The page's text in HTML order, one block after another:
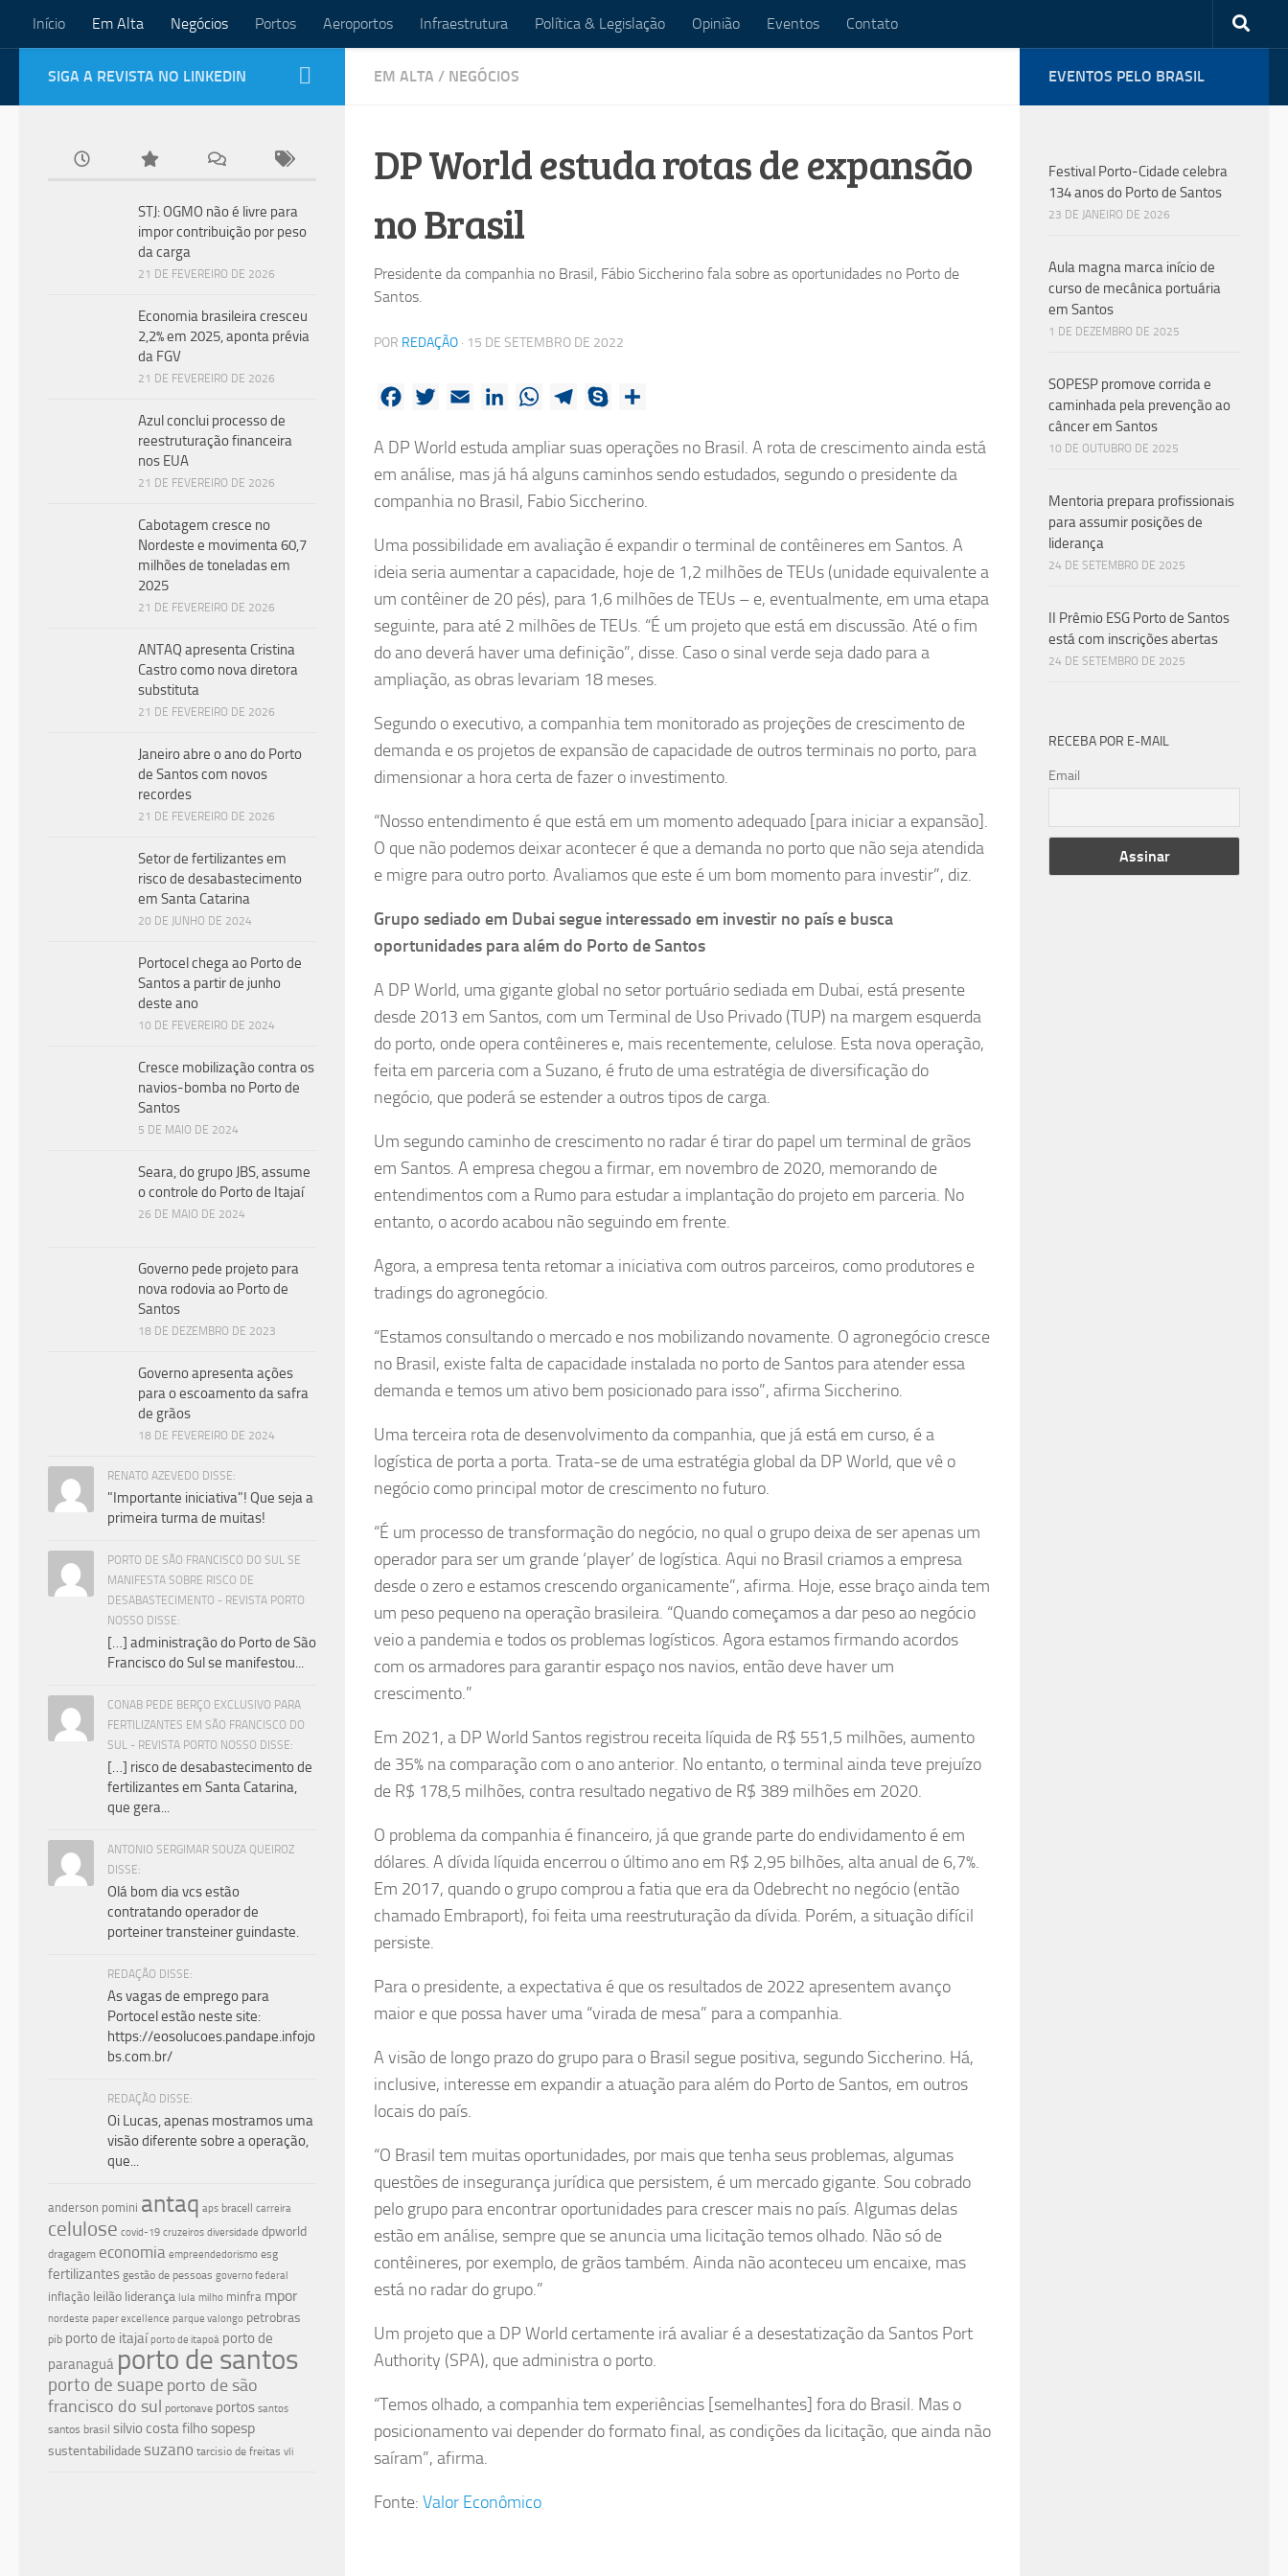
Skip to content
Início Em Alta Negócios Portos Aeroportos Infraestrutura Política & Legislação Opinião Eventos Contato
EM ALTA / NEGÓCIOS
DP World estuda rotas de expansão
no Brasil
Presidente da companhia no Brasil, Fábio Siccherino fala sobre as oportunidades no Porto de
Santos.
POR REDAÇÃO · 15 DE SETEMBRO DE 2022
Facebook
Twitter Email LinkedInWhatsAppTelegram
Skype
A DP World estuda ampliar suas operações no Brasil. A rota de crescimento ainda está
em análise, mas já há alguns caminhos sendo estudados, segundo o presidente da
companhia no Brasil, Fabio Siccherino.
Uma possibilidade em avaliação é expandir o terminal de contêineres em Santos. A
ideia seria aumentar a capacidade, hoje de 1,2 milhões de TEUs (unidade equivalente a
um contêiner de 20 pés), para 1,6 milhões de TEUs – e, eventualmente, em uma etapa
seguinte, para até 2 milhões de TEUs. “É um projeto que está em discussão. Até o fim
do ano deverá haver uma definição”, disse. Caso o sinal verde seja dado para a
ampliação, as obras levariam 18 meses.
Segundo o executivo, a companhia tem monitorado as projeções de crescimento de
demanda e os projetos de expansão de capacidade de outros terminais no porto, para
dimensionar a hora certa de fazer o investimento.
“Nosso entendimento é que está em um momento adequado [para iniciar a expansão].
O que não podemos deixar acontecer é que a demanda no porto que não seja atendida
e migre para outro porto. Avaliamos que este é um bom momento para investir”, diz.
Grupo sediado em Dubai segue interessado em investir no país e busca
oportunidades para além do Porto de Santos
A DP World, uma gigante global no setor portuário sediada em Dubai, está presente
desde 2013 em Santos, com um Terminal de Uso Privado (TUP) na margem esquerda
do porto, onde opera contêineres e, mais recentemente, celulose. Esta nova operação,
feita em parceria com a Suzano, é fruto de uma estratégia de diversificação do
negócio, que poderá se estender a outros tipos de carga.
Um segundo caminho de crescimento no radar é tirar do papel um terminal de grãos
em Santos. A empresa chegou a firmar, em novembro de 2020, memorando de
entendimentos com a Rumo para estudar a implantação do projeto em parceria. No
entanto, o acordo acabou não seguindo em frente.
Agora, a empresa tenta retomar a iniciativa com outros parceiros, como produtores e
tradings do agronegócio.
“Estamos consultando o mercado e nos mobilizando novamente. O agronegócio cresce
no Brasil, existe falta de capacidade instalada no porto de Santos para atender essa
demanda e temos um ativo bem posicionado para isso”, afirma Siccherino.
Uma terceira rota de desenvolvimento da companhia, que já está em curso, é a
logística de porta a porta. Trata-se de uma estratégia global da DP World, que vê o
negócio como principal motor de crescimento no futuro.
“É um processo de transformação do negócio, no qual o grupo deixa de ser apenas um
operador para ser um grande ‘player’ de logística. Aqui no Brasil criamos a empresa
desde o zero e estamos crescendo organicamente”, afirma. Hoje, esse braço ainda tem
um peso pequeno na operação brasileira. “Quando começamos a dar peso ao negócio
veio a pandemia e todos os problemas logísticos. Agora estamos firmando acordos
com os armadores para garantir espaço nos navios, então deve haver um
crescimento.”
Em 2021, a DP World Santos registrou receita líquida de R$ 551,5 milhões, aumento
de 35% na comparação com o ano anterior. No entanto, o terminal ainda teve prejuízo
de R$ 178,5 milhões, contra resultado negativo de R$ 389 milhões em 2020.
O problema da companhia é financeiro, já que grande parte do endividamento é em
dólares. A dívida líquida encerrou o último ano em R$ 2,95 bilhões, alta anual de 6,7%.
Em 2017, quando o grupo comprou a fatia que era da Odebrecht no negócio (então
chamado Embraport), foi feita uma reestruturação da dívida. Porém, a situação difícil
persiste.
Para o presidente, a expectativa é que os resultados de 2022 apresentem avanço
maior e que possa haver uma “virada de mesa” para a companhia.
A visão de longo prazo do grupo para o Brasil segue positiva, segundo Siccherino. Há,
inclusive, interesse em expandir a atuação para além do Porto de Santos, em outros
locais do país.
“O Brasil tem muitas oportunidades, por mais que tenha seus problemas, algumas
questões de insegurança jurídica que persistem, é um mercado gigante. Sou cobrado
pelo grupo para encontrar oportunidades para crescer mais no país. Algumas delas
estão em análise, sempre que se anuncia uma licitação temos olhado. Não só de
contêineres, por exemplo, de grãos também. Ainda não aconteceu um encaixe, mas
está no radar do grupo.”
Um projeto que a DP World certamente irá avaliar é a desestatização da Santos Port
Authority (SPA), que administra o porto.
“Temos olhado, a companhia tem experiências [semelhantes] fora do Brasil. Mas o
posicionamento vai depender do formato final, as condições da licitação, que ainda não
saíram”, afirma.
Fonte: Valor Econômico
SIGA A REVISTA NO LINKEDIN
STJ: OGMO não é livre para
impor contribuição por peso
da carga
21 DE FEVEREIRO DE 2026
Economia brasileira cresceu
2,2% em 2025, aponta prévia
da FGV
21 DE FEVEREIRO DE 2026
Azul conclui processo de
reestruturação financeira
nos EUA
21 DE FEVEREIRO DE 2026
Cabotagem cresce no
Nordeste e movimenta 60,7
milhões de toneladas em
2025
21 DE FEVEREIRO DE 2026
ANTAQ apresenta Cristina
Castro como nova diretora
substituta
21 DE FEVEREIRO DE 2026
Janeiro abre o ano do Porto
de Santos com novos
recordes
21 DE FEVEREIRO DE 2026
Setor de fertilizantes em
risco de desabastecimento
em Santa Catarina
20 DE JUNHO DE 2024
Portocel chega ao Porto de
Santos a partir de junho
deste ano
10 DE FEVEREIRO DE 2024
Cresce mobilização contra os
navios-bomba no Porto de
Santos
5 DE MAIO DE 2024
Seara, do grupo JBS, assume
o controle do Porto de Itajaí
26 DE MAIO DE 2024
Governo pede projeto para
nova rodovia ao Porto de
Santos
18 DE DEZEMBRO DE 2023
Governo apresenta ações
para o escoamento da safra
de grãos
18 DE FEVEREIRO DE 2024
RENATO AZEVEDO DISSE:
"Importante iniciativa"! Que seja a
primeira turma de muitas!
PORTO DE SÃO FRANCISCO DO SUL SE
MANIFESTA SOBRE RISCO DE
DESABASTECIMENTO - REVISTA PORTO
NOSSO DISSE:
[…] administração do Porto de São
Francisco do Sul se manifestou...
CONAB PEDE BERÇO EXCLUSIVO PARA
FERTILIZANTES EM SÃO FRANCISCO DO
SUL - REVISTA PORTO NOSSO DISSE:
[…] risco de desabastecimento de
fertilizantes em Santa Catarina,
que gera...
ANTONIO SERGIMAR SOUZA QUEIROZ
DISSE:
Olá bom dia vcs estão
contratando operador de
porteiner transteiner guindaste.
REDAÇÃO DISSE:
As vagas de emprego para
Portocel estão neste site:
https://eosolucoes.pandape.infojo
bs.com.br/
REDAÇÃO DISSE:
Oi Lucas, apenas mostramos uma
visão diferente sobre a operação,
que...
anderson pomini antaq aps bracell carreira
celulose covid-19 cruzeiros diversidade dpworld
dragagem economia empreendedorismo esg
fertilizantes gestão de pessoas governo federal
inflação leilão liderança lula milho minfra mpor
nordeste paper excellence parque valongo petrobras
pib porto de itajaí porto de itapoá porto de
paranaguá porto de santos
porto de suape porto de são
francisco do sul portonave portos santos
santos brasil silvio costa filho sopesp
sustentabilidadesuzano tarcisio de freitas vli
EVENTOS PELO BRASIL
Festival Porto-Cidade celebra
134 anos do Porto de Santos
23 DE JANEIRO DE 2026
Aula magna marca início de
curso de mecânica portuária
em Santos
1 DE DEZEMBRO DE 2025
SOPESP promove corrida e
caminhada pela prevenção ao
câncer em Santos
10 DE OUTUBRO DE 2025
Mentoria prepara profissionais
para assumir posições de
liderança
24 DE SETEMBRO DE 2025
II Prêmio ESG Porto de Santos
está com inscrições abertas
24 DE SETEMBRO DE 2025
RECEBA POR E-MAIL
Email